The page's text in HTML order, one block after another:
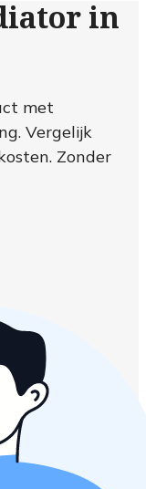
in
met
Vergelijk
Zonder